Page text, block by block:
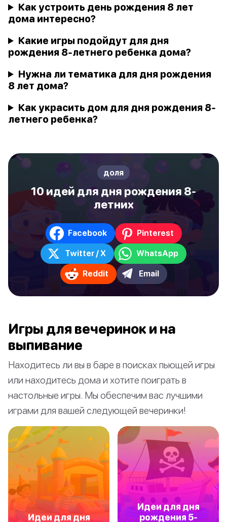
Как устроить день рождения 8 лет
дома интересно?
Какие игры подойдут для дня
рождения 8-летнего ребенка дома?
Нужна ли тематика для дня рождения
8 лет дома?
Как украсить дом для дня рождения 8-
летнего ребенка?
доля
10 идей для дня рождения 8-
летних
Facebook Pinterest
Twitter / X WhatsApp
Reddit Email
Игры для вечеринок и на
выпивание
Находитесь ли вы в баре в поисках пьющей игры
или находитесь дома и хотите поиграть в
настольные игры. Мы обеспечим вас лучшими
играми для вашей следующей вечеринки!
Идеи для дня
Идеи для дня
рождения 5-